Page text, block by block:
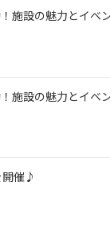
施設の魅力とイベ
施設の魅力とイベ
開催♪